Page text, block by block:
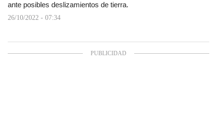
ante posibles deslizamientos de tierra.
26/10/2022 - 07:34